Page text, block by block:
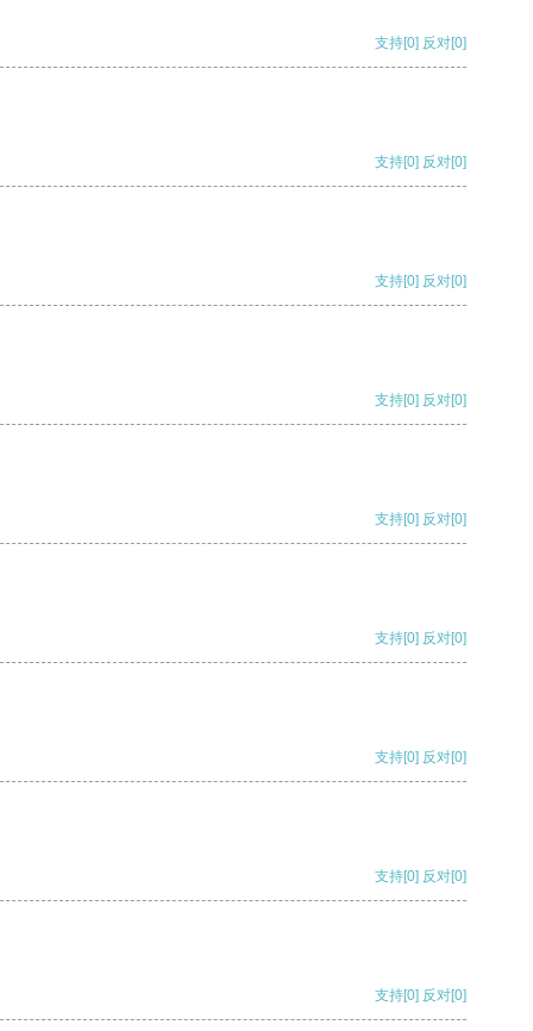
支持[0] 反对[0]
支持[0] 反对[0]
支持[0] 反对[0]
支持[0] 反对[0]
支持[0] 反对[0]
支持[0] 反对[0]
支持[0] 反对[0]
支持[0] 反对[0]
支持[0] 反对[0]